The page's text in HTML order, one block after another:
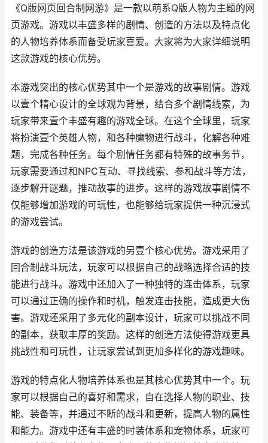
《Q版网页回合制网游》是一款以萌系Q版人物为主题的网
页游戏。游戏以丰盛多样的剧情、创造的方法以及特点化
的人物培养体系而备受玩家喜爱。大家将为大家详细说明
这款游戏的核心优势。
本游戏突出的核心优势其中一个是游戏的故事剧情。游戏
以壹个精心设计的全球观为背景，结合多个剧情线索，为
玩家带来壹个丰盛有趣的游戏全球。在这个全球里，玩家
将扮演壹个英雄人物，和各种魔物进行战斗，化解各种难
题，完成各种任务。每个剧情任务都有特殊的故事务节，
玩家需要通过和NPC互动、寻找线索、参和战斗等方法，
逐步解开谜题，推动故事的进步。这样的游戏故事剧情不
仅能够增加游戏的可玩性，也能够给玩家提供一种沉浸式
的游戏尝试。
游戏的创造方法是该游戏的另壹个核心优势。游戏采用了
回合制战斗玩法，玩家可以根据自己的战略选择合适的技
能进行战斗。游戏中还加入了一种独特的连击体系，玩家
可以通过正确的操作和时机，触发连击技能，造成更大伤
害。游戏还采用了多元化的副本设计，玩家可以挑战不同
的副本，获取丰厚的奖励。这样的创造方法使得游戏更具
挑战性和可玩性，让玩家尝试到更加多样化的游戏趣味。
游戏的特点化人物培养体系也是其核心优势其中一个。玩
家可以根据自己的喜好和需求，自在选择人物的职业、技
能、装备等，并通过不断的战斗和更新，提高人物的属性
和能力。游戏中还有丰盛的时装体系和宠物体系，玩家可